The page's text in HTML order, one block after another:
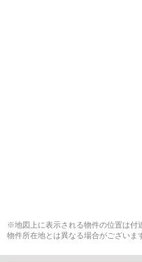
※地図上に表示される物件の位置は付
物件所在地とは異なる場合がございま